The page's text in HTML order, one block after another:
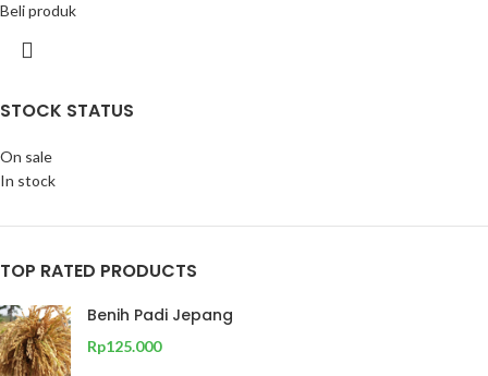
STOCK STATUS
On sale
In stock
TOP RATED PRODUCTS
Benih Padi Jepang
Rp125.000
Beli produk